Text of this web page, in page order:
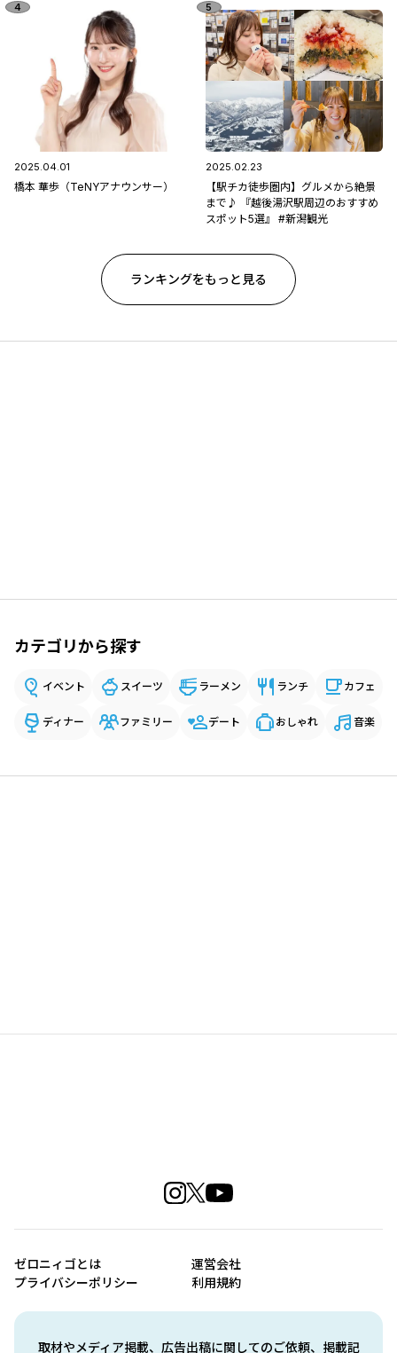
2025.04.01
橋本 華歩（TeNYアナウンサー）
2025.02.23
【駅チカ徒歩圏内】グルメから絶景
まで♪ 『越後湯沢駅周辺のおすすめ
スポット5選』 #新潟観光
ランキングをもっと見る
カテゴリから探す
イベント スイーツ ラーメン ランチ カフェ
ディナー ファミリー デート おしゃれ 音楽
取材やメディア掲載、広告出稿に関してのご依頼、掲載記
ゼロニィゴとは
運営会社
プライバシーポリシー
利用規約